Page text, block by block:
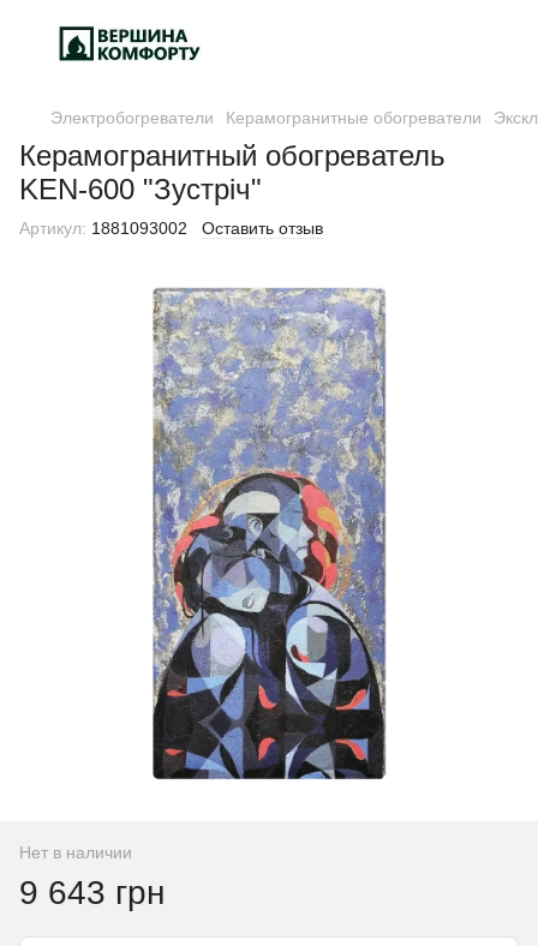
Электробогреватели Керамогранитные обогреватели
Керамогранитный обогреватель
KEN-600 "Зустріч"
Артикул: 1881093002 Оставить отзыв
Нет в наличии
9 643 грн